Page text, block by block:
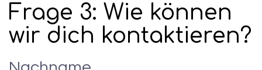
Frage 3: Wie können
wir dich kontaktieren?